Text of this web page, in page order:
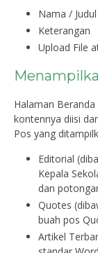
Nama /
Keterangan
Upload File
Halaman
kontennya diisi
Pos yang
Editorial
Kepala
dan
Quotes
buah pos
Artikel